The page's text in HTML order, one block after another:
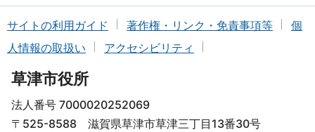
サイトの利用ガイド 著作権・リンク・免責事項等
個
人情報の取扱い
アクセシビリティ
草津市役所
法人番号 7000020252069
〒525-8588 滋賀県草津市草津三丁目13番30号